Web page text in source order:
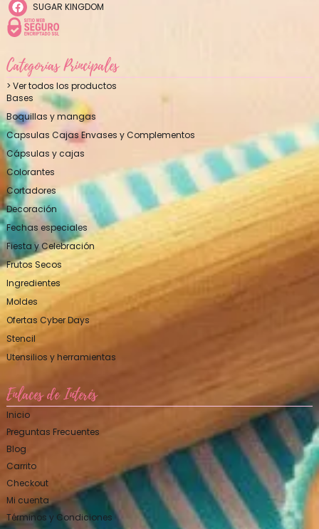
SUGAR KINGDOM
Categorías Principales
> Ver todos los productos
Bases
Boquillas y mangas
Capsulas Cajas Envases y Complementos
Cápsulas y cajas
Colorantes
Cortadores
Decoración
Fechas especiales
Fiesta y Celebración
Frutos Secos
Ingredientes
Moldes
Ofertas Cyber Days
Stencil
Utensilios y herramientas
Enlaces de Interés
Inicio
Preguntas Frecuentes
Blog
Carrito
Checkout
Mi cuenta
Términos y Condiciones